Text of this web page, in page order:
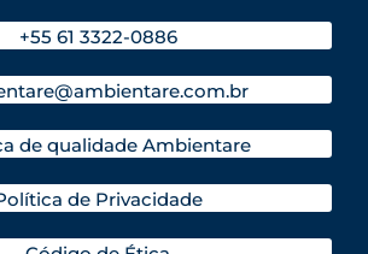
+55 61 3322-0886
de qualidade Ambientare
de Privacidade